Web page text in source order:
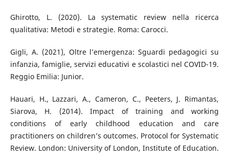
Ghirotto, L. (2020). La systematic review nella ricerca
qualitativa: Metodi e strategie. Roma: Carocci.
Gigli, A. (2021), Oltre l’emergenza: Sguardi pedagogici su
infanzia, famiglie, servizi educativi e scolastici nel COVID-19.
Reggio Emilia: Junior.
Hauari, H., Lazzari, A., Cameron, C., Peeters, J. Rimantas,
Siarova, H. (2014). Impact of training and working
conditions of early childhood education and care
practitioners on children’s outcomes. Protocol for Systematic
Review. London: University of London, Institute of Education.